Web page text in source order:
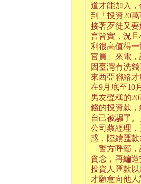
道才能加入
到「投資20
接著歹徒又
言皆實，況
利很高值得
官員」來電
因臺灣有洗
來西亞聯絡
在9月底至10
男友聲稱的
錢的投資款
自己被騙了
公司蔡經理
惑，陸續匯
警方呼籲，
貪念，再編
投資人匯款
才願意向他